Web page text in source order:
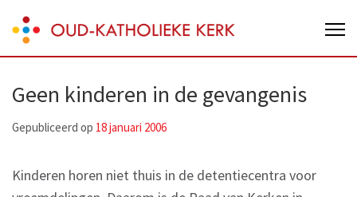
to
content
Enter)
Oud-Katholieke Kerk van Nederland
Geen kinderen in de gevangenis
Gepubliceerd op 18 januari 2006
Kinderen horen niet thuis in de detentiecentra voor